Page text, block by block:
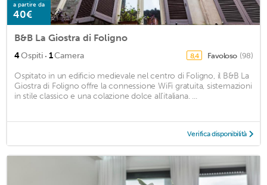
a partire da
40€
B&B La Giostra di Foligno
4Ospiti · 1Camera 8,4 Favoloso (98)
Ospitato in un edificio medievale nel centro di Foligno, il B&B La
Giostra di Foligno offre la connessione WiFi gratuita, sistemazioni
in stile classico e una colazione dolce all'italiana. ...
Verifica disponibilità